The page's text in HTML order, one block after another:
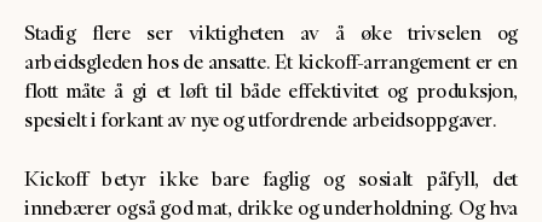
Stadig flere ser viktigheten av å øke trivselen og
arbeidsgleden hos de ansatte. Et kickoff-arrangement er en
flott måte å gi et løft til både effektivitet og produksjon,
spesielt i forkant av nye og utfordrende arbeidsoppgaver.
Kickoff betyr ikke bare faglig og sosialt påfyll, det
innebærer også god mat, drikke og underholdning. Og hva